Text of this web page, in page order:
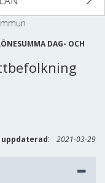
DAG- OCH
uppdaterad: 2021-03-29